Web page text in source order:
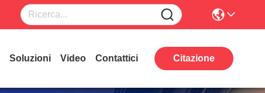
Soluzioni Video Contattici Citazione